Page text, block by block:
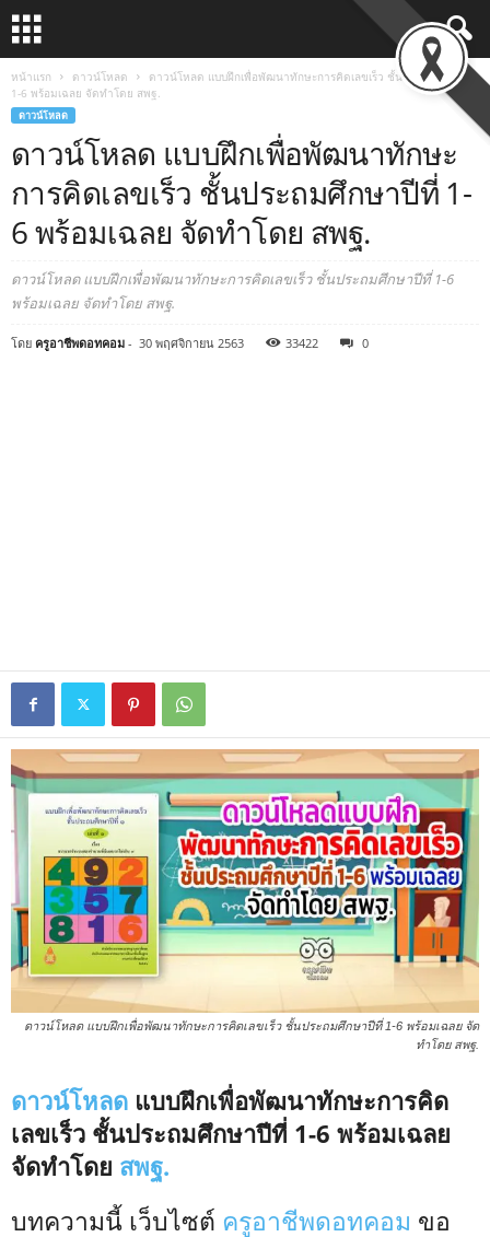
หน้าแรก ดาวน์โหลด
ดาวน์โหลด แบบฝึกเพื่อพัฒนาทักษะการคิดเลขเร็ว ชั้นประถมศึกษาปีที่
1-6 พร้อมเฉลย จัดทำโดย สพฐ.
ดาวน์โหลด
ดาวน์โหลด แบบฝึกเพื่อพัฒนาทักษะ
การคิดเลขเร็ว ชั้นประถมศึกษาปีที่ 1-
6 พร้อมเฉลย จัดทำโดย สพฐ.
ดาวน์โหลด แบบฝึกเพื่อพัฒนาทักษะการคิดเลขเร็ว ชั้นประถมศึกษาปีที่ 1-6
พร้อมเฉลย จัดทำโดย สพฐ.
โดย ครูอาชีพดอทคอม - 30 พฤศจิกายน 2563 33422 0
ดาวน์โหลด แบบฝึกเพื่อพัฒนาทักษะการคิดเลขเร็ว ชั้นประถมศึกษาปีที่ 1-6 พร้อมเฉลย จัด
ทำโดย สพฐ.
ดาวน์โหลด แบบฝึกเพื่อพัฒนาทักษะการคิด
เลขเร็ว ชั้นประถมศึกษาปีที่ 1-6 พร้อมเฉลย
จัดทำโดย สพฐ.
บทความนี้ เว็บไซต์ ครูอาชีพดอทคอม ขอ